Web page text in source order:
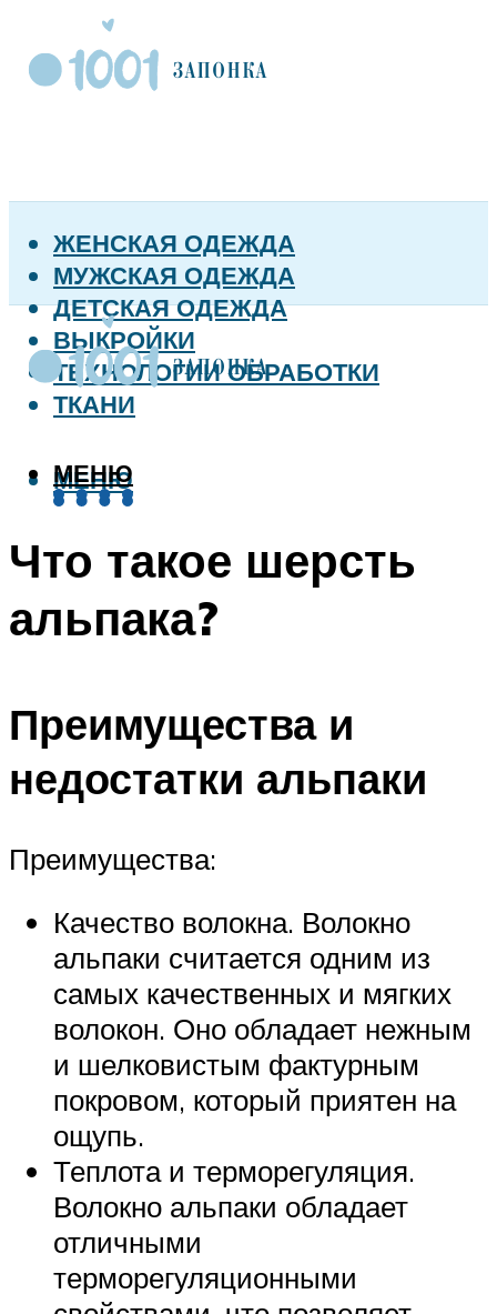
ЖЕНСКАЯ ОДЕЖДА
МУЖСКАЯ ОДЕЖДА
ДЕТСКАЯ ОДЕЖДА
ВЫКРОЙКИ
ТЕХНОЛОГИИ ОБРАБОТКИ
ТКАНИ
МЕНЮ
МЕНЮ
Что такое шерсть
альпака?
Преимущества и
недостатки альпаки
Преимущества:
Качество волокна. Волокно
альпаки считается одним из
самых качественных и мягких
волокон. Оно обладает нежным
и шелковистым фактурным
покровом, который приятен на
ощупь.
Теплота и терморегуляция.
Волокно альпаки обладает
отличными
терморегуляционными